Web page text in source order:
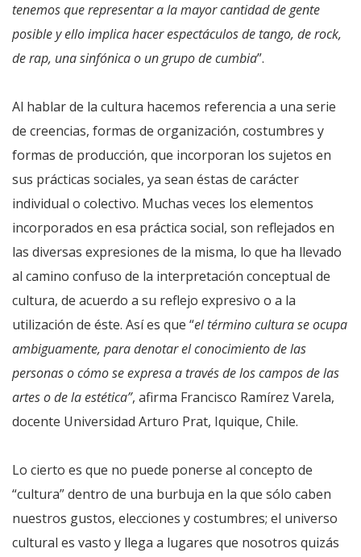
tenemos que representar a la mayor cantidad de gente
posible y ello implica hacer espectáculos de tango, de rock,
de rap, una sinfónica o un grupo de cumbia”.
Al hablar de la cultura hacemos referencia a una serie
de creencias, formas de organización, costumbres y
formas de producción, que incorporan los sujetos en
sus prácticas sociales, ya sean éstas de carácter
individual o colectivo. Muchas veces los elementos
incorporados en esa práctica social, son reflejados en
las diversas expresiones de la misma, lo que ha llevado
al camino confuso de la interpretación conceptual de
cultura, de acuerdo a su reflejo expresivo o a la
utilización de éste. Así es que “el término cultura se ocupa
ambiguamente, para denotar el conocimiento de las
personas o cómo se expresa a través de los campos de las
artes o de la estética”, afirma Francisco Ramírez Varela,
docente Universidad Arturo Prat, Iquique, Chile.
Lo cierto es que no puede ponerse al concepto de
“cultura” dentro de una burbuja en la que sólo caben
nuestros gustos, elecciones y costumbres; el universo
cultural es vasto y llega a lugares que nosotros quizás